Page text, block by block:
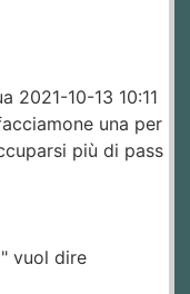
2021-10-13 10:11
una per
più di pass
vuol dire